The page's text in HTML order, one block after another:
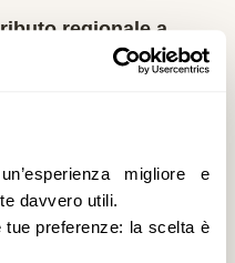
migliore e
davvero utili.
preferenze: la scelta è
regionale a
al Comune entro
Regione Lombardia è
regolari, graduatorie
fondo perduto che si